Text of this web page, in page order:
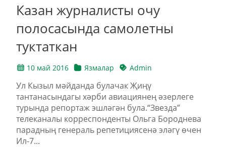
Казан журналисты очу
полосасында самолетны
туктаткан
10 май 2016 Язмалар Admin
Ул Кызыл мәйданда булачак Җиңү
тантанасындагы хәрби авиациянең әзерлеге
турында репортаж эшләгән була.“Звезда”
телеканалы корреспонденты Ольга Бороднева
парадның генераль репетициясенә эләгү өчен
Ил-7...